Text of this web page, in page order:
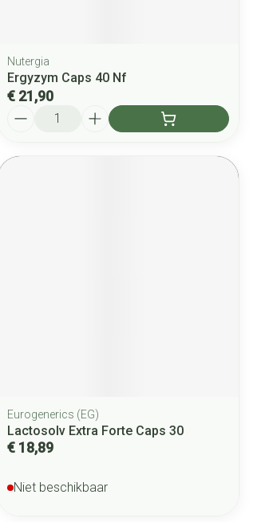
Nutergia
Ergyzym Caps 40 Nf
€ 21,90
Eurogenerics (EG)
Lactosolv Extra Forte Caps 30
€ 18,89
Niet beschikbaar